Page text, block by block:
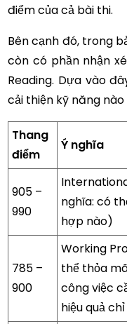
điểm của cả bài thi.
Bên cạnh đó, trong
còn có phần nhận
Reading. Dựa vào
cải thiện kỹ năng
Thang
điểm
Ý nghĩa
905 –
990
nghĩa: có
hợp nào)
785 –
900
Working
thể thỏa
công việc
hiệu quả